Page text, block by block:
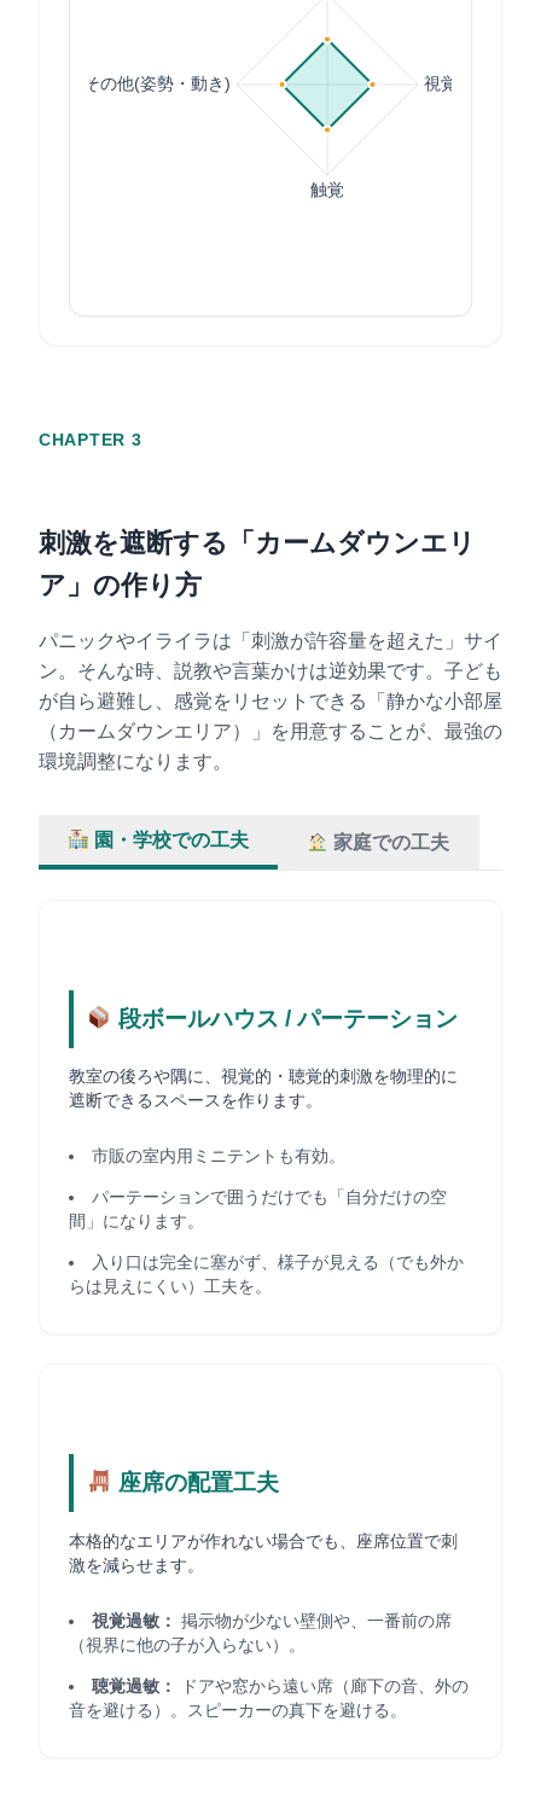
CHAPTER 3
刺激を遮断する「カームダウンエリ
ア」の作り方
パニックやイライラは「刺激が許容量を超えた」サイ
ン。そんな時、説教や言葉かけは逆効果です。子ども
が自ら避難し、感覚をリセットできる「静かな小部屋
（カームダウンエリア）」を用意することが、最強の
環境調整になります。
園・学校での工夫 家庭での工夫
段ボールハウス / パーテーション
教室の後ろや隅に、視覚的・聴覚的刺激を物理的に
遮断できるスペースを作ります。
市販の室内用ミニテントも有効。
パーテーションで囲うだけでも「自分だけの空
間」になります。
入り口は完全に塞がず、様子が見える（でも外か
らは見えにくい）工夫を。
座席の配置工夫
本格的なエリアが作れない場合でも、座席位置で刺
激を減らせます。
視覚過敏： 掲示物が少ない壁側や、一番前の席
（視界に他の子が入らない）。
聴覚過敏：
ドアや窓から遠い席（廊下の音、外の
音を避ける）。スピーカーの真下を避ける。